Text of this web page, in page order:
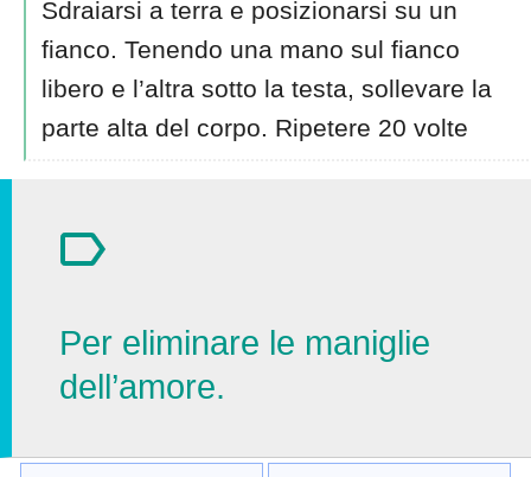
Sdraiarsi a terra e posizionarsi su un
fianco. Tenendo una mano sul fianco
libero e l’altra sotto la testa, sollevare la
parte alta del corpo. Ripetere 20 volte
Per eliminare le maniglie
dell’amore.